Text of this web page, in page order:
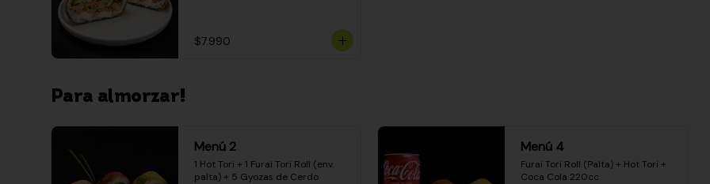
$7.990
Para almorzar!
Menú 2
1 Hot Tori + 1 Furai Tori Roll (env.
palta) + 5 Gyozas de Cerdo
Menú 4
Furai Tori Roll (Palta) + Hot Tori +
Coca Cola 220cc